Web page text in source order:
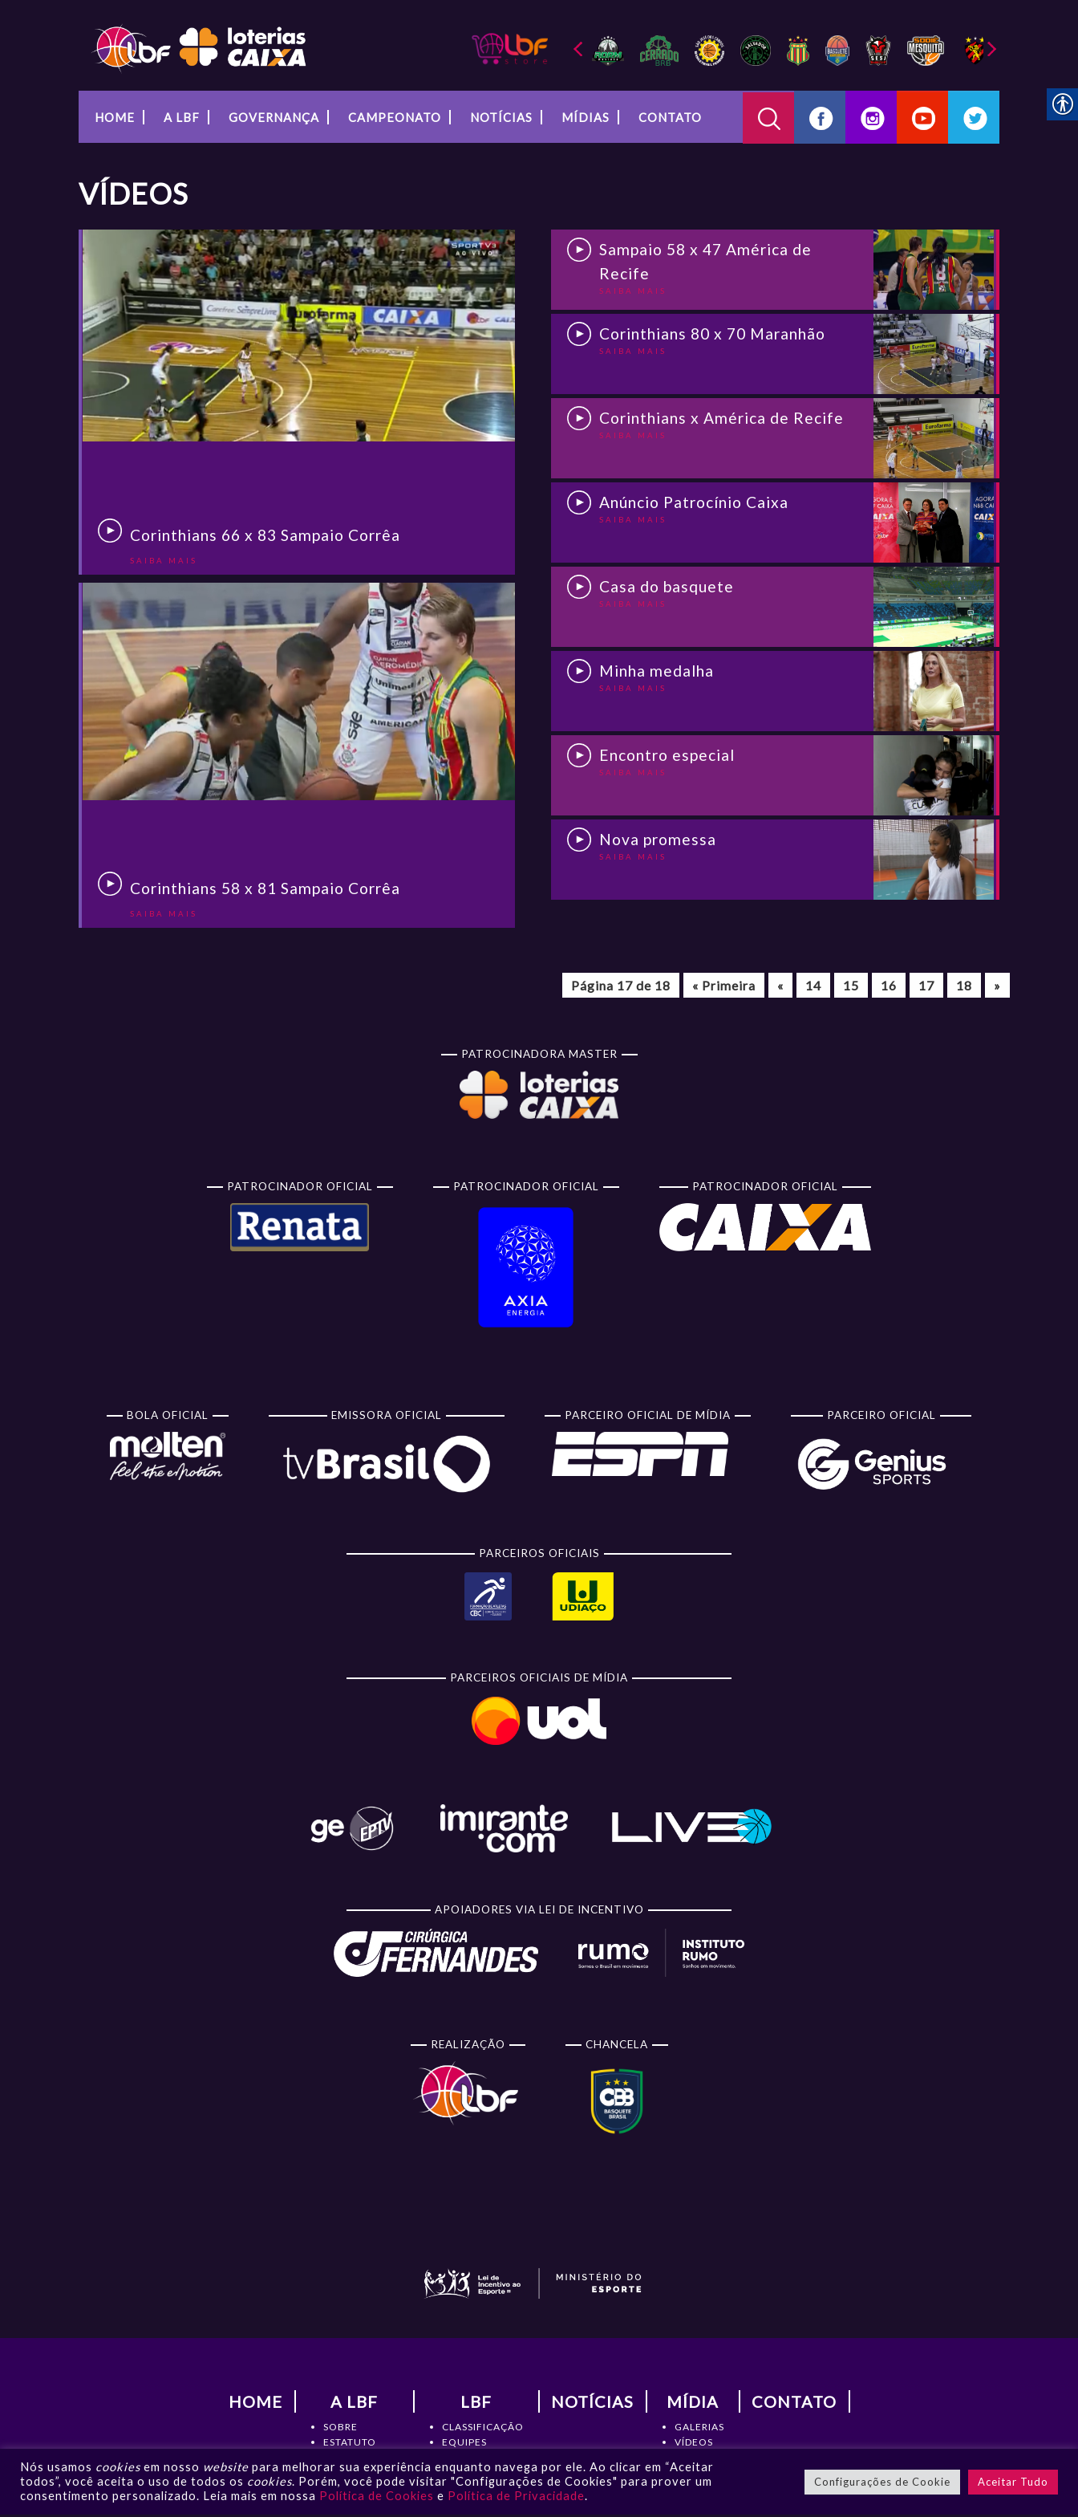
HOME A LBF GOVERNANÇA CAMPEONATO NOTÍCIAS MÍDIAS CONTATO
VÍDEOS
Corinthians 66 x 83 Sampaio Corrêa
SAIBA MAIS
Corinthians 58 x 81 Sampaio Corrêa
SAIBA MAIS
Sampaio 58 x 47 América de
Recife
SAIBA MAIS
Corinthians 80 x 70 Maranhão
SAIBA MAIS
Corinthians x América de Recife
SAIBA MAIS
Anúncio Patrocínio Caixa
SAIBA MAIS
Casa do basquete
SAIBA MAIS
Minha medalha
SAIBA MAIS
Encontro especial
SAIBA MAIS
Nova promessa
SAIBA MAIS
Página 17 de 18 « Primeira « 14 15 16 17 18 »
PATROCINADORA MASTER
PATROCINADOR OFICIAL PATROCINADOR OFICIAL PATROCINADOR OFICIAL
BOLA OFICIAL EMISSORA OFICIAL PARCEIRO OFICIAL DE MÍDIA PARCEIRO OFICIAL
PARCEIROS OFICIAIS
PARCEIROS OFICIAIS DE MÍDIA
APOIADORES VIA LEI DE INCENTIVO
REALIZAÇÃO CHANCELA
HOME A LBF
SOBRE
ESTATUTO
DOCUMENTOS
CONTATO
LBF
CLASSIFICAÇÃO
EQUIPES
ESTATÍSTICAS
NOTÍCIAS MÍDIA
GALERIAS
VÍDEOS
CONTATO
Nós usamos cookies em nosso website para melhorar sua experiência enquanto navega por ele. Ao clicar em “Aceitar
todos”, você aceita o uso de todos os cookies. Porém, você pode visitar "Configurações de Cookies" para prover um
consentimento personalizado. Leia mais em nossa Política de Cookies e Política de Privacidade.
Configurações de Cookie Aceitar Tudo